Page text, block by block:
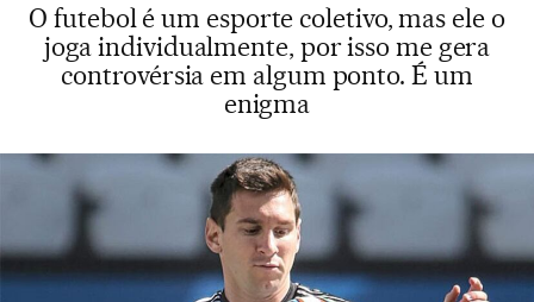
O futebol é um esporte coletivo, mas ele o
joga individualmente, por isso me gera
controvérsia em algum ponto. É um
enigma